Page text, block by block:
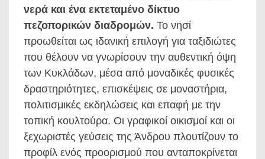
νερά και ένα εκτεταμένο δίκτυο
πεζοπορικών διαδρομών. Το νησί
προωθείται ως ιδανική επιλογή για ταξιδιώτες
που θέλουν να γνωρίσουν την αυθεντική όψη
των Κυκλάδων, μέσα από μοναδικές φυσικές
δραστηριότητες, επισκέψεις σε μοναστήρια,
πολιτισμικές εκδηλώσεις και επαφή με την
τοπική κουλτούρα. Οι γραφικοί οικισμοί και οι
ξεχωριστές γεύσεις της Άνδρου πλουτίζουν το
προφίλ ενός προορισμού που ανταποκρίνεται